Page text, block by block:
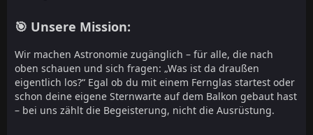
🎯 Unsere Mission:
Wir machen Astronomie zugänglich – für alle, die nach
oben schauen und sich fragen: „Was ist da draußen
eigentlich los?“ Egal ob du mit einem Fernglas startest oder
schon deine eigene Sternwarte auf dem Balkon gebaut hast
– bei uns zählt die Begeisterung, nicht die Ausrüstung.